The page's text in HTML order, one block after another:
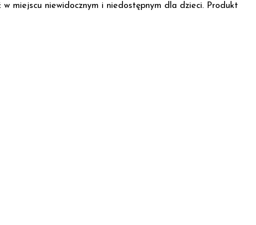
miejscu niewidocznym i niedostępnym dla dzieci. Produkt